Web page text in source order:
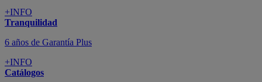
+INFO
Tranquilidad
6 años de Garantía Plus
+INFO
Catálogos